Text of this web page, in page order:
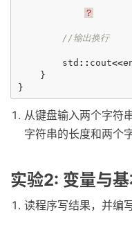
？
//输出换行
std :: cout<<
}
}
从键盘输入两个字符
字符串的长度和两个
实验2: 变量与
读程序写结果，并编